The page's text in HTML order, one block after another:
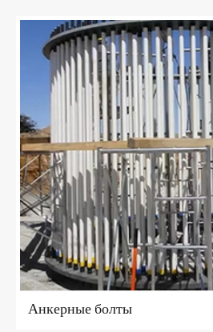
Анкерные болты